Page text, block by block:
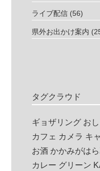
ライブ配信 (56)
県外お出かけ案内
タグクラウド
ギョザリング お
カフェ カメラ キ
お酒 かかみがは
カレー グリーン